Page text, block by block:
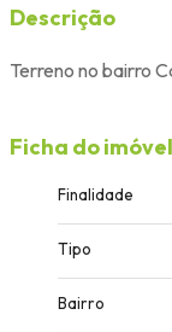
Descrição
Terreno no bairro
Ficha do imóvel
Finalidade
Tipo
Bairro